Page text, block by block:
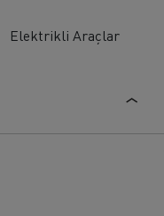
Elektrikli Araçlar